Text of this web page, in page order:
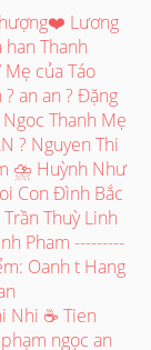
Lương
han Thanh
Mẹ của Táo
an an ? Đặng
Thanh Mẹ
? Nguyen Thi
⛈ Huỳnh Như
Con Đình Bắc
Thuỳ Linh
Pham ---------
Oanh t Hang
Nhi ☕ Tien
ngọc an